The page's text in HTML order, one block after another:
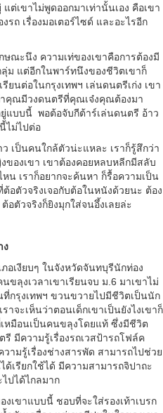
ต่เขาไม่พูดออกมาเท่านั้นเอง คือเขา
รถ เรื่องมอเตอร์ไซด์ และอะไรอีก
ะนึง ความเท่ของเขาคือการต้องมี
ม แต่อีกในพาร์ทนึงของชีวิตเขาก็
ยนต่อในกรุงเทพฯ เล่นดนตรีเก่ง เขา
าคุณมีวงดนตรีที่คุณเจ๋งคุณต้องมา
แบบนี้ พอต้อจับกีต้าร์เล่นดนตรี อ้าว
ไม่ไปต่อ
เป็นคนใกล้ตัวน่ะแหละ เราก็รู้สึกว่า
องเขา เขาต้องคอยหลบหลีกมีสลับ
น เราก็อยากจะค้นหา ก็รื้อความเป็น
ตัวจริงเจอกับต้อในหนังด้วยนะ ต้อง
อตัวจริงก็ยิงมุกใส่จนอึ้งเลยล่ะ
ง
อเงียบๆ ในจังหวัดจันทบุรีนักท่อง
ลุงเวลาเขาเรียนจบ ม.6 มาเขาไม่
กรุงเทพฯ ขวนขวายไปมีชีวิตเป็นนัก
าจะเห็นว่าตอนเด็กเขาเป็นยังไงเขาก็
หมือนเป็นคนขลุงโดยแท้ ซึ่งมีชีวิต
มีความรู้เรื่องรถเวสป้ารถโฟล์ค
ามรู้เรื่องช่างสารพัด สามารถไปช่วย
รียกใช้ได้ มีความสามารถจิปาถะ
ปได้ไกลมาก
งเขาแบบนี้ ชอบที่จะใส่รองเท้าเบรก